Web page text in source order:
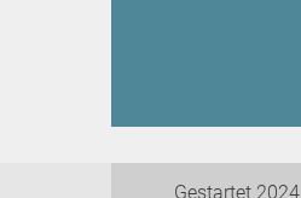
Gestartet 2024